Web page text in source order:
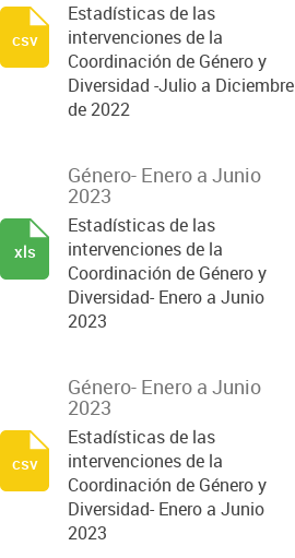
Estadísticas de las
intervenciones de la
Coordinación de Género y
Diversidad -Julio a Diciembre
de 2022
csv
Género- Enero a Junio
2023
Estadísticas de las
intervenciones de la
Coordinación de Género y
Diversidad- Enero a Junio
2023
xls
Género- Enero a Junio
2023
Estadísticas de las
intervenciones de la
Coordinación de Género y
Diversidad- Enero a Junio
2023
csv